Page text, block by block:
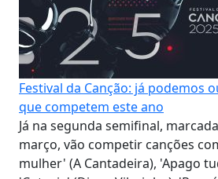
Festival da Canção: já podemos
que competem este ano
Já na segunda semifinal,
março, vão competir canções
mulher' (A Cantadeira), 'Apago